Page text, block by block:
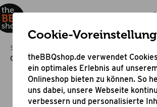
Startseite
Grillspieß mit Motor und Netzanschluss
Cookie-
theBBQshop.de verwendet
ein optimales Erlebnis auf
Onlineshop bieten zu können. So
uns dabei, unsere Webseite
verbessern und personalisierte